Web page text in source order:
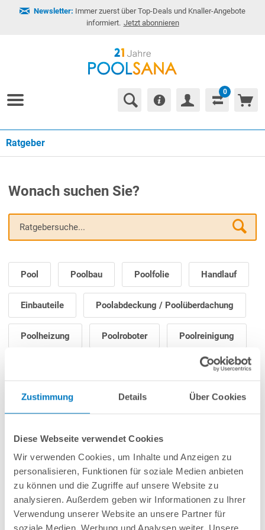
Zustimmung Details Über Cookies
Diese Webseite verwendet Cookies
Wir verwenden Cookies, um Inhalte und Anzeigen zu
personalisieren, Funktionen für soziale Medien anbieten
zu können und die Zugriffe auf unsere Website zu
analysieren. Außerdem geben wir Informationen zu Ihrer
Verwendung unserer Website an unsere Partner für
Newsletter: Immer zuerst über Top-Deals und Knaller-Angebote
informiert. Jetzt abonnieren
0
Ratgeber
Wonach suchen Sie?
Pool Poolbau Poolfolie Handlauf
Einbauteile Poolabdeckung / Poolüberdachung
Poolheizung Poolroboter Poolreinigung
Poolleiter Poolbeleuchtung
Saunazubehör